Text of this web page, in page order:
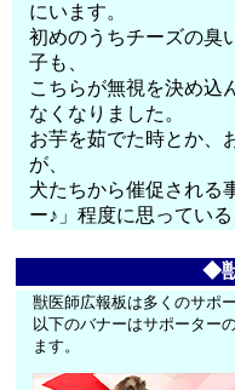
にいます。
初めのうちチーズの臭
子も、
こちらが無視を決め込
なくなりました。
お芋を茹でた時とか、
が、
犬たちから催促される
ー♪」程度に思っている
◆
獣医師広報板は多くのサポ
以下のバナーはサポーター
ます。